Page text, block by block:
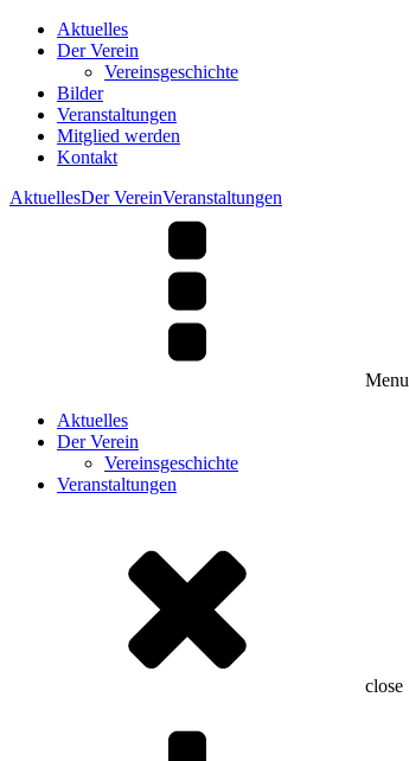
Aktuelles
Der Verein
Vereinsgeschichte
Bilder
Veranstaltungen
Mitglied werden
Kontakt
AktuellesDer VereinVeranstaltungen
Menu
Aktuelles
Der Verein
Vereinsgeschichte
Veranstaltungen
close